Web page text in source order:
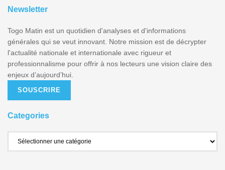
Newsletter
Togo Matin est un quotidien d'analyses et d'informations
générales qui se veut innovant. Notre mission est de décrypter
l'actualité nationale et internationale avec rigueur et
professionnalisme pour offrir à nos lecteurs une vision claire des
enjeux d’aujourd’hui.
SOUSCRIRE
Categories